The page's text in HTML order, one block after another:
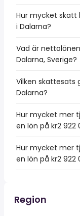
Hur mycket skatt
i Dalarna?
Vad är
Dalarna, Sverige?
Vilken skattesats
Dalarna?
Hur mycket mer
en lön på kr2 922
Hur mycket mer
en lön på kr2 922
Region